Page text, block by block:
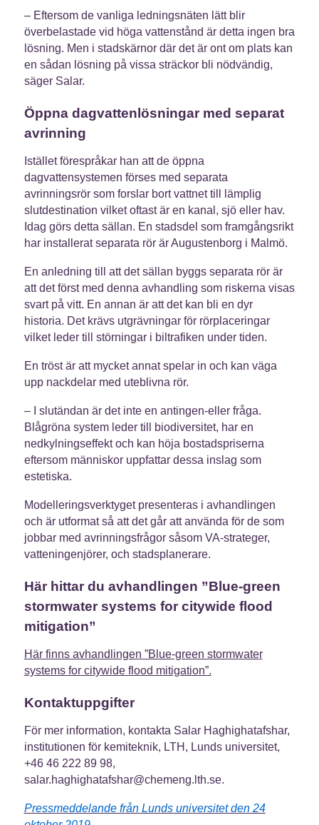
– Eftersom de vanliga ledningsnäten lätt blir
överbelastade vid höga vattenstånd är detta ingen bra
lösning. Men i stadskärnor där det är ont om plats kan
en sådan lösning på vissa sträckor bli nödvändig,
säger Salar.
Öppna dagvattenlösningar med separat
avrinning
Istället förespråkar han att de öppna
dagvattensystemen förses med separata
avrinningsrör som forslar bort vattnet till lämplig
slutdestination vilket oftast är en kanal, sjö eller hav.
Idag görs detta sällan. En stadsdel som framgångsrikt
har installerat separata rör är Augustenborg i Malmö.
En anledning till att det sällan byggs separata rör är
att det först med denna avhandling som riskerna visas
svart på vitt. En annan är att det kan bli en dyr
historia. Det krävs utgrävningar för rörplaceringar
vilket leder till störningar i biltrafiken under tiden.
En tröst är att mycket annat spelar in och kan väga
upp nackdelar med uteblivna rör.
– I slutändan är det inte en antingen-eller fråga.
Blågröna system leder till biodiversitet, har en
nedkylningseffekt och kan höja bostadspriserna
eftersom människor uppfattar dessa inslag som
estetiska.
Modelleringsverktyget presenteras i avhandlingen
och är utformat så att det går att använda för de som
jobbar med avrinningsfrågor såsom VA-strateger,
vatteningenjörer, och stadsplanerare.
Här hittar du avhandlingen ”Blue-green
stormwater systems for citywide flood
mitigation”
Här finns avhandlingen ”Blue-green stormwater
systems for citywide flood mitigation”.
Kontaktuppgifter
För mer information, kontakta Salar Haghighatafshar,
institutionen för kemiteknik, LTH, Lunds universitet,
+46 46 222 89 98,
salar.haghighatafshar@chemeng.lth.se.
Pressmeddelande från Lunds universitet den 24